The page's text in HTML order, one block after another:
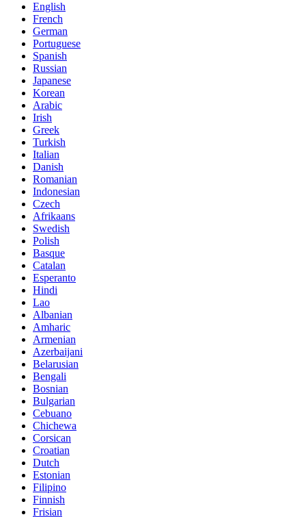
English
French
German
Portuguese
Spanish
Russian
Japanese
Korean
Arabic
Irish
Greek
Turkish
Italian
Danish
Romanian
Indonesian
Czech
Afrikaans
Swedish
Polish
Basque
Catalan
Esperanto
Hindi
Lao
Albanian
Amharic
Armenian
Azerbaijani
Belarusian
Bengali
Bosnian
Bulgarian
Cebuano
Chichewa
Corsican
Croatian
Dutch
Estonian
Filipino
Finnish
Frisian